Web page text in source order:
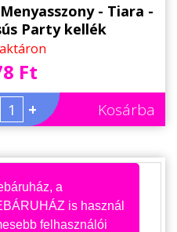
a
is használ
felhasználói
- Tiara -
Party kellék
Ft
+ Kosárba